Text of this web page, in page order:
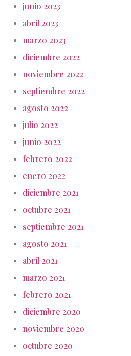
junio 2023
abril 2023
marzo 2023
diciembre 2022
noviembre 2022
septiembre 2022
agosto 2022
julio 2022
junio 2022
febrero 2022
enero 2022
diciembre 2021
octubre 2021
septiembre 2021
agosto 2021
abril 2021
marzo 2021
febrero 2021
diciembre 2020
noviembre 2020
octubre 2020